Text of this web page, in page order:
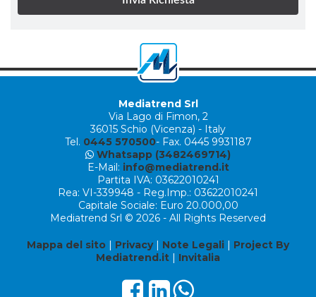
Mediatrend Srl
Via Lago di Fimon, 2
36015 Schio (Vicenza) - Italy
Tel. 0445 570500- Fax. 0445 9931187
Whatsapp (3482469714)
E-Mail: info@mediatrend.it
Partita IVA: 03622010241
Rea: VI-339948 - Reg.Imp.: 03622010241
Capitale Sociale: Euro 20.000,00
Mediatrend Srl © 2026 - All Rights Reserved
Mappa del sito | Privacy| Note Legali | Project By
Mediatrend.it | Invitalia